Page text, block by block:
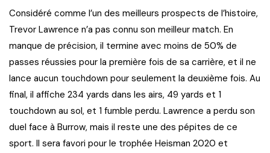
Considéré comme l’un des meilleurs prospects de l’histoire,
Trevor Lawrence n’a pas connu son meilleur match. En
manque de précision, il termine avec moins de 50% de
passes réussies pour la première fois de sa carrière, et il ne
lance aucun touchdown pour seulement la deuxième fois. Au
final, il affiche 234 yards dans les airs, 49 yards et 1
touchdown au sol, et 1 fumble perdu. Lawrence a perdu son
duel face à Burrow, mais il reste une des pépites de ce
sport. Il sera favori pour le trophée Heisman 2020 et